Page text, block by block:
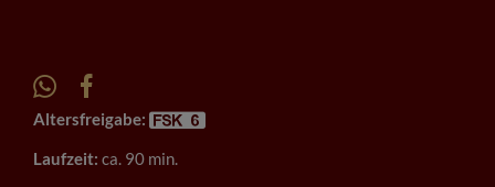
Altersfreigabe:
Laufzeit: ca. 90 min.